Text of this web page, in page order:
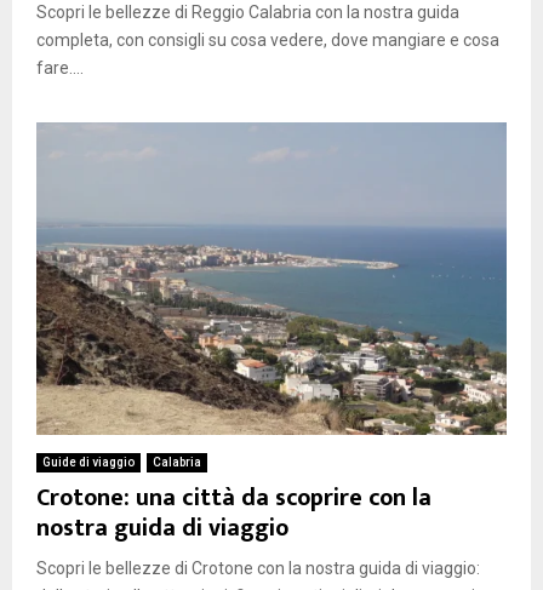
Scopri le bellezze di Reggio Calabria con la nostra guida
completa, con consigli su cosa vedere, dove mangiare e cosa
fare....
Guide di viaggio Calabria
Crotone: una città da scoprire con la
nostra guida di viaggio
Scopri le bellezze di Crotone con la nostra guida di viaggio: